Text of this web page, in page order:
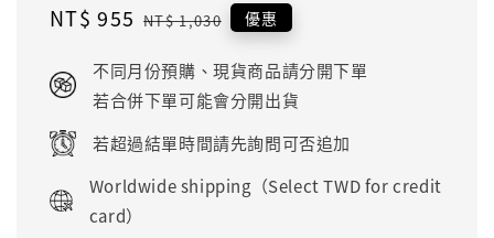
Sale
NT$ 955 Regular
NT$ 1,030 優惠
不同月份預購、現貨商品請分開下單
若合併下單可能會分開出貨
若超過結單時間請先詢問可否追加
Worldwide shipping（Select TWD for credit
card）